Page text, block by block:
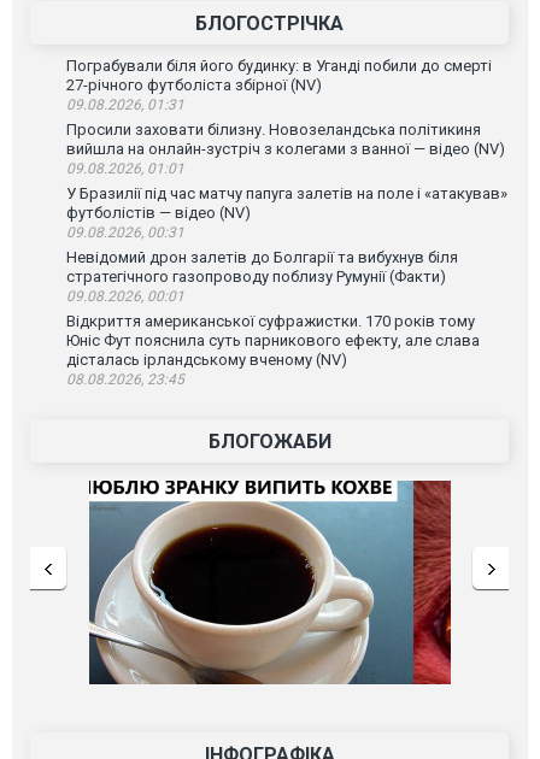
БЛОГОСТРІЧКА
Пограбували біля його будинку: в Уганді побили до смерті
27-річного футболіста збірної (NV)
09.08.2026, 01:31
Просили заховати білизну. Новозеландська політикиня
вийшла на онлайн-зустріч з колегами з ванної — відео (NV)
09.08.2026, 01:01
У Бразилії під час матчу папуга залетів на поле і «атакував»
футболістів — відео (NV)
09.08.2026, 00:31
Невідомий дрон залетів до Болгарії та вибухнув біля
стратегічного газопроводу поблизу Румунії (Факти)
09.08.2026, 00:01
Відкриття американської суфражистки. 170 років тому
Юніс Фут пояснила суть парникового ефекту, але слава
дісталась ірландському вченому (NV)
08.08.2026, 23:45
БЛОГОЖАБИ